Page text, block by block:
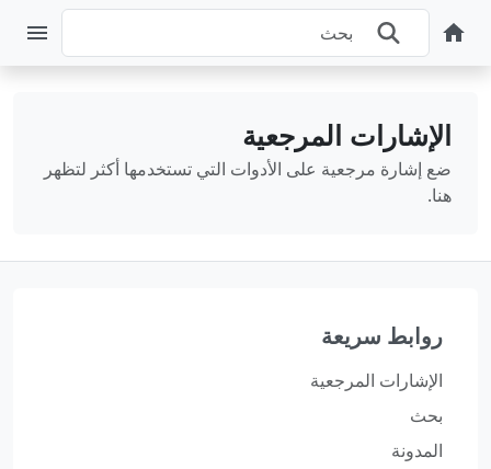
الإشارات المرجعية
ضع إشارة مرجعية على الأدوات التي تستخدمها أكثر لتظهر
هنا.
روابط سريعة
الإشارات المرجعية
بحث
المدونة